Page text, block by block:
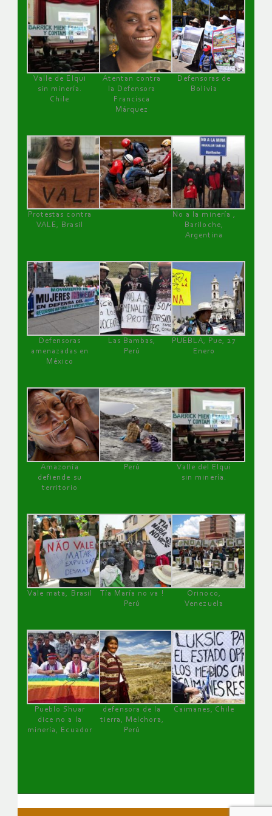
Valle de Elqui
sin minería.
Chile
Atentan contra
la Defensora
Francisca
Márquez
Defensoras de
Bolivia
Protestas contra
VALE, Brasil
No a la minería ,
Bariloche,
Argentina
Defensoras
amenazadas en
México
Las Bambas,
Perú
PUEBLA, Pue, 27
Enero
Amazonía
defiende su
territorio
Perú
Valle del Elqui
sin minería.
Vale mata, Brasil
Tía María no va !
Perú
Orinoco,
Venezuela
Pueblo Shuar
dice no a la
minería, Ecuador
defensora de la
tierra, Melchora,
Perú
Caimanes, Chile